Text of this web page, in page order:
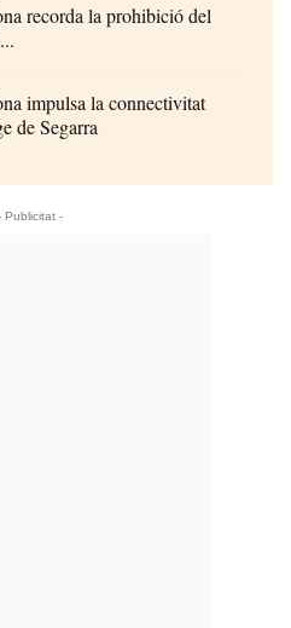
recorda la prohibició del
impulsa la connectivitat
de Segarra
Publicitat -